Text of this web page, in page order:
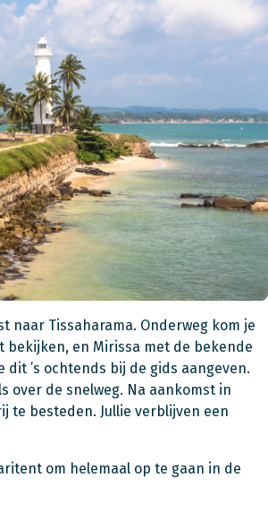
naar Tissaharama. Onderweg kom je
bekijken, en Mirissa met de bekende
’s ochtends bij de gids aangeven.
over de snelweg. Na aankomst in
te besteden. Jullie verblijven een
om helemaal op te gaan in de